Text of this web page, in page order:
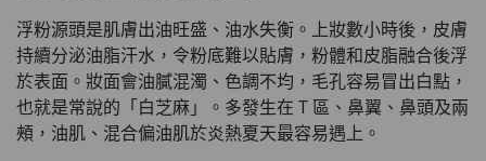
浮粉源頭是肌膚出油旺盛、油水失衡。上妝數小時後，皮膚
持續分泌油脂汗水，令粉底難以貼膚，粉體和皮脂融合後浮
於表面。妝面會油膩混濁、色調不均，毛孔容易冒出白點，
也就是常說的「白芝麻」。多發生在 T 區、鼻翼、鼻頭及兩
頰，油肌、混合偏油肌於炎熱夏天最容易遇上。